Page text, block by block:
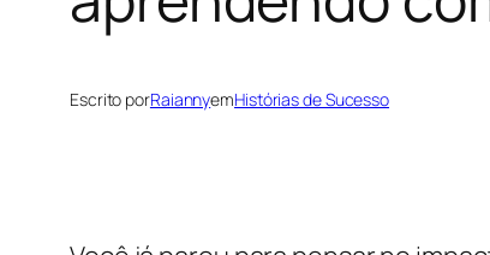
Escrito porRaiannyemHistórias de Sucesso